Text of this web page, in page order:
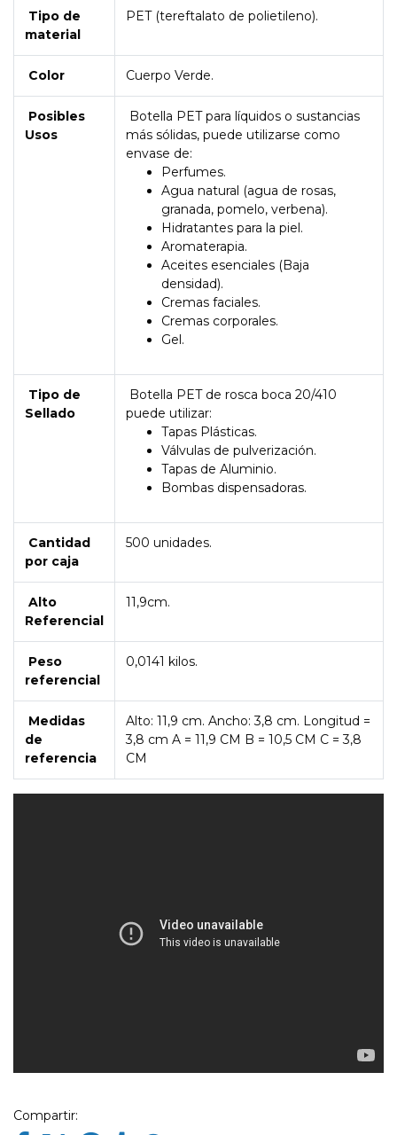
Tipo de
material
PET (tereftalato de polietileno).
Color Cuerpo Verde.
Posibles
Usos
Botella PET para líquidos o sustancias
más sólidas, puede utilizarse como
envase de:
Perfumes.
Agua natural (agua de rosas,
granada, pomelo, verbena).
Hidratantes para la piel.
Aromaterapia.
Aceites esenciales (Baja
densidad).
Cremas faciales.
Cremas corporales.
Gel.
Tipo de
Sellado
Botella PET de rosca boca 20/410
puede utilizar:
Tapas Plásticas.
Válvulas de pulverización.
Tapas de Aluminio.
Bombas dispensadoras.
Cantidad
por caja
500 unidades.
Alto
Referencial
11,9cm.
Peso
referencial
0,0141 kilos.
Medidas
de
referencia
Alto: 11,9 cm. Ancho: 3,8 cm. Longitud =
3,8 cm A = 11,9 CM B = 10,5 CM C = 3,8
CM
Compartir: